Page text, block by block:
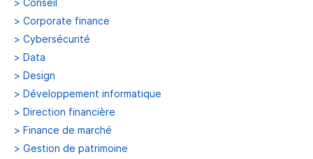
> Corporate finance
> Cybersécurité
> Data
> Design
> Développement informatique
> Direction financière
> Finance de marché
> Gestion de patrimoine